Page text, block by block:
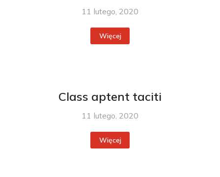
11 lutego, 2020
Więcej
Class aptent taciti
11 lutego, 2020
Więcej